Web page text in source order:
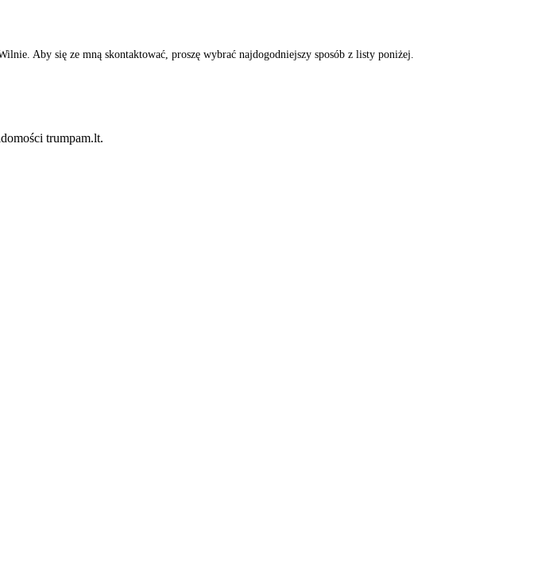
Aby się ze mną skontaktować, proszę wybrać najdogodniejszy sposób z listy poniżej.
trumpam.lt.